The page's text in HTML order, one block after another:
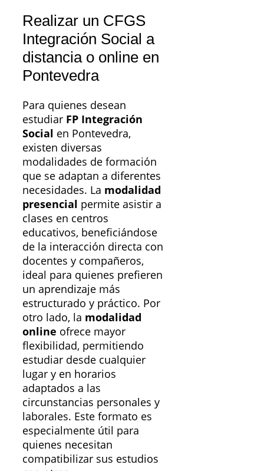
Realizar un CFGS
Integración Social a
distancia o online en
Pontevedra
Para quienes desean
estudiar FP Integración
Social en Pontevedra,
existen diversas
modalidades de formación
que se adaptan a diferentes
necesidades. La modalidad
presencial permite asistir a
clases en centros
educativos, beneficiándose
de la interacción directa con
docentes y compañeros,
ideal para quienes prefieren
un aprendizaje más
estructurado y práctico. Por
otro lado, la modalidad
online ofrece mayor
flexibilidad, permitiendo
estudiar desde cualquier
lugar y en horarios
adaptados a las
circunstancias personales y
laborales. Este formato es
especialmente útil para
quienes necesitan
compatibilizar sus estudios